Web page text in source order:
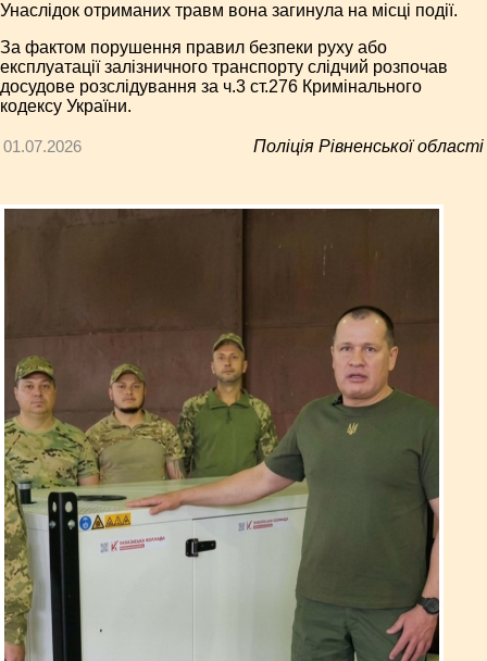
Унаслідок отриманих травм вона загинула на місці події.
За фактом порушення правил безпеки руху або
експлуатації залізничного транспорту слідчий розпочав
досудове розслідування за ч.3 ст.276 Кримінального
кодексу України.
01.07.2026 Поліція Рівненської області